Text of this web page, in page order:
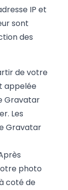
IP et
sont
des
de votre
appelée
Gravatar
Les
Gravatar
photo
coté de